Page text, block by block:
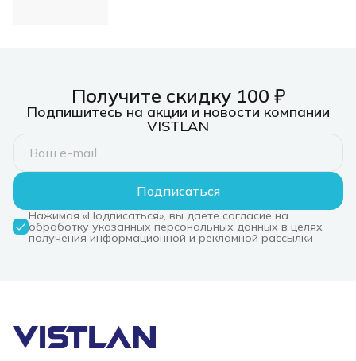
Получите скидку 100 ₽
Подпишитесь на акции и новости компании
VISTLAN
Подписаться
Нажимая «Подписаться», вы даете согласие на
обработку указанных персональных данных в целях
получения информационной и рекламной рассылки